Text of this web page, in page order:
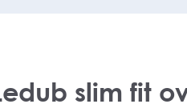
slim fit